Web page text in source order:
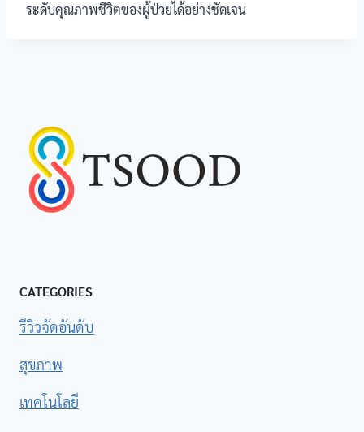
ระดับคุณภาพชีวิตของผู้ป่วยได้อย่างชัดเจน
CATEGORIES
รีวิวจัดอันดับ
สุขภาพ
เทคโนโลยี